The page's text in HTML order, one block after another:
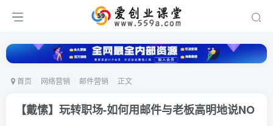
首页 网络营销 邮件营销 正文
【戴愫】玩转职场-如何用邮件与老板高明地说NO